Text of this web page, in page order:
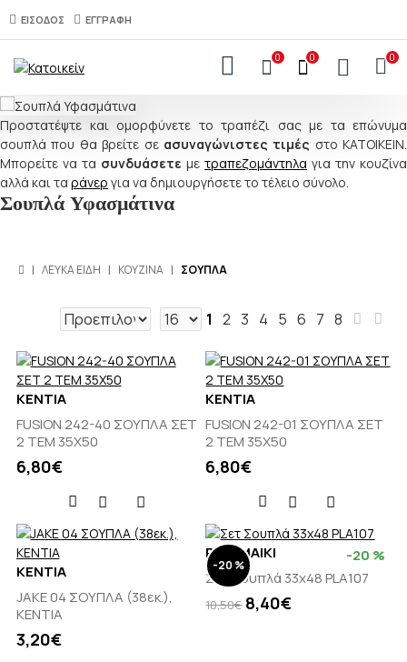
ΕΙΣΟΔΟΣ ΕΓΓΡΑΦΗ
0 0 0
Προστατέψτε και ομορφύνετε το τραπέζι σας με τα επώνυμα
σουπλά που θα βρείτε σε ασυναγώνιστες τιμές στο ΚΑΤΟΙΚΕΙΝ.
Μπορείτε να τα συνδυάσετε με τραπεζομάντηλα για την κουζίνα
αλλά και τα ράνερ για να δημιουργήσετε το τέλειο σύνολο.
Σουπλά Υφασμάτινα
ΛΕΥΚΑ ΕΙΔΗ ΚΟΥΖΙΝΑ ΣΟΥΠΛΑ
1 2 3 4 5 6 7 8
KENTIA
FUSION 242-40 ΣΟΥΠΛΑ ΣΕΤ
2 ΤΕΜ 35X50
6,80€
KENTIA
FUSION 242-01 ΣΟΥΠΛΑ ΣΕΤ
2 ΤΕΜ 35X50
6,80€
KENTIA
JAKE 04 ΣΟΥΠΛΑ (38εκ.),
KENTIA
3,20€
-20 %
-20 %
PALAMAIKI
Σετ Σουπλά 33x48 PLA107
10,50€ 8,40€